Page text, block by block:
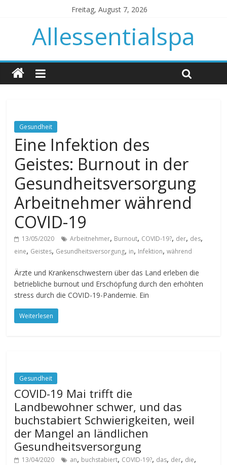
Freitag, August 7, 2026
Allessentialspa
Gesundheit
Eine Infektion des
Geistes: Burnout in der
Gesundheitsversorgung
Arbeitnehmer während
COVID-19
13/05/2020 Arbeitnehmer, Burnout, COVID-19?, der, des,
eine, Geistes, Gesundheitsversorgung, in, Infektion,während
Ärzte und Krankenschwestern über das Land erleben die
betriebliche burnout und Erschöpfung durch den erhöhten
stress durch die COVID-19-Pandemie. Ein
Weiterlesen
Gesundheit
COVID-19 Mai trifft die
Landbewohner schwer, und das
buchstabiert Schwierigkeiten, weil
der Mangel an ländlichen
Gesundheitsversorgung
13/04/2020 an, buchstabiert, COVID-19?, das, der, die,